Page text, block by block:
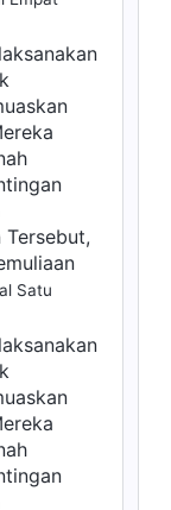
Satu